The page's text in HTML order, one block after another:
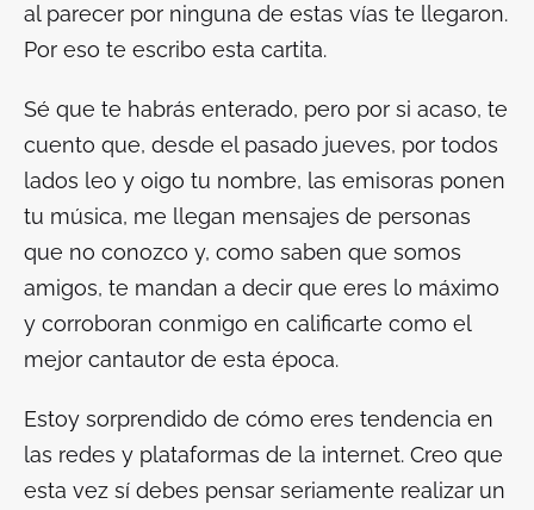
al parecer por ninguna de estas vías te llegaron.
Por eso te escribo esta cartita.
Sé que te habrás enterado, pero por si acaso, te
cuento que, desde el pasado jueves, por todos
lados leo y oigo tu nombre, las emisoras ponen
tu música, me llegan mensajes de personas
que no conozco y, como saben que somos
amigos, te mandan a decir que eres lo máximo
y corroboran conmigo en calificarte como el
mejor cantautor de esta época.
Estoy sorprendido de cómo eres tendencia en
las redes y plataformas de la internet. Creo que
esta vez sí debes pensar seriamente realizar un